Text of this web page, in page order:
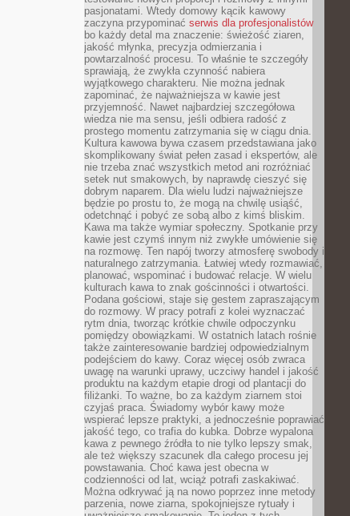
pasjonatami. Wtedy domowy kącik kawowy
zaczyna przypominać serwis dla profesjonalistów
bo każdy detal ma znaczenie: świeżość ziaren,
jakość młynka, precyzja odmierzania i
powtarzalność procesu. To właśnie te szczegóły
sprawiają, że zwykła czynność nabiera
wyjątkowego charakteru. Nie można jednak
zapominać, że najważniejsza w kawie jest
przyjemność. Nawet najbardziej szczegółowa
wiedza nie ma sensu, jeśli odbiera radość z
prostego momentu zatrzymania się w ciągu dnia.
Kultura kawowa bywa czasem przedstawiana jako
skomplikowany świat pełen zasad i ekspertów, ale
nie trzeba znać wszystkich metod ani rozróżniać
setek nut smakowych, by naprawdę cieszyć się
dobrym naparem. Dla wielu ludzi najważniejsze
będzie po prostu to, że mogą na chwilę usiąść,
odetchnąć i pobyć ze sobą albo z kimś bliskim.
Kawa ma także wymiar społeczny. Spotkanie przy
kawie jest czymś innym niż zwykłe umówienie się
na rozmowę. Ten napój tworzy atmosferę swobody i
naturalnego zatrzymania. Łatwiej wtedy rozmawiać,
planować, wspominać i budować relacje. W wielu
kulturach kawa to znak gościnności i otwartości.
Podana gościowi, staje się gestem zapraszającym
do rozmowy. W pracy potrafi z kolei wyznaczać
rytm dnia, tworząc krótkie chwile odpoczynku
pomiędzy obowiązkami. W ostatnich latach rośnie
także zainteresowanie bardziej odpowiedzialnym
podejściem do kawy. Coraz więcej osób zwraca
uwagę na warunki uprawy, uczciwy handel i jakość
produktu na każdym etapie drogi od plantacji do
filiżanki. To ważne, bo za każdym ziarnem stoi
czyjaś praca. Świadomy wybór kawy może
wspierać lepsze praktyki, a jednocześnie poprawiać
jakość tego, co trafia do kubka. Dobrze wypalona
kawa z pewnego źródła to nie tylko lepszy smak,
ale też większy szacunek dla całego procesu jej
powstawania. Choć kawa jest obecna w
codzienności od lat, wciąż potrafi zaskakiwać.
Można odkrywać ją na nowo poprzez inne metody
parzenia, nowe ziarna, spokojniejsze rytuały i